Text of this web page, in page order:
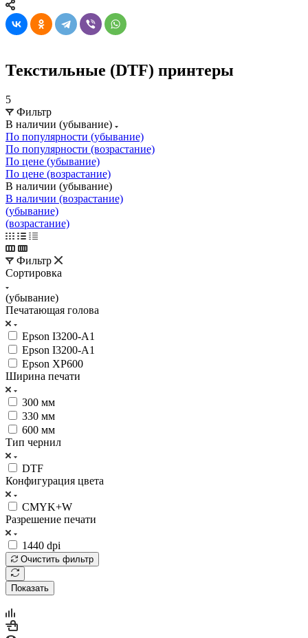
Текстильные (DTF) принтеры
5
Фильтр
В наличии (убывание)
По популярности (убывание)
По популярности (возрастание)
По цене (убывание)
По цене (возрастание)
В наличии (убывание)
В наличии (возрастание)
(убывание)
(возрастание)
Фильтр
Сортировка
(убывание)
Печатающая голова
Epson I3200-A1
Epson I3200-A1
Epson XP600
Ширина печати
300 мм
330 мм
600 мм
Тип чернил
DTF
Конфигурация цвета
CMYK+W
Разрешение печати
1440 dpi
Очистить фильтр
Показать